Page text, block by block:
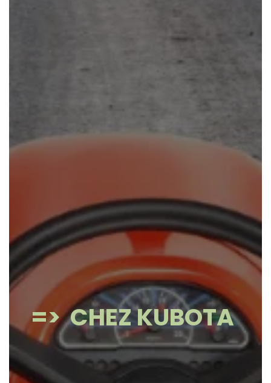
=> CHEZ KUBOTA